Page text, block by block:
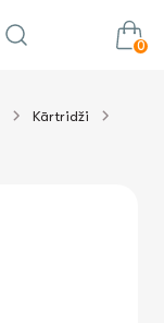
0
Kārtridži